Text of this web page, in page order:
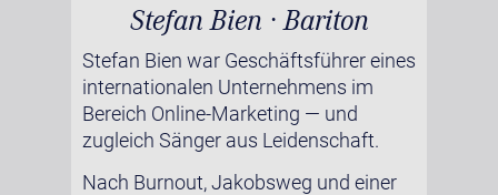
Stefan Bien · Bariton
Stefan Bien war Geschäftsführer eines
internationalen Unternehmens im
Bereich Online-Marketing — und
zugleich Sänger aus Leidenschaft.
Nach Burnout, Jakobsweg und einer